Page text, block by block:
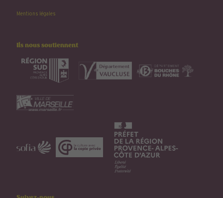
Mentions légales
Ils nous soutiennent